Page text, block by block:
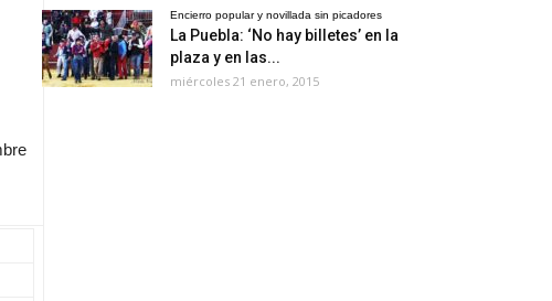
Encierro popular y novillada sin picadores
La Puebla: ‘No hay billetes’ en la
plaza y en las...
miércoles 21 enero, 2015